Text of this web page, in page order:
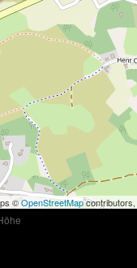
©OpenStreetMapcontributors,